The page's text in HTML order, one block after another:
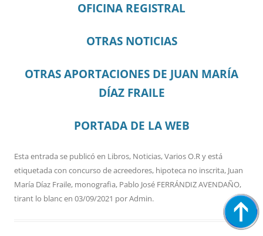
OFICINA REGISTRAL
OTRAS NOTICIAS
OTRAS APORTACIONES DE JUAN MARÍA
DÍAZ FRAILE
PORTADA DE LA WEB
Esta entrada se publicó en Libros, Noticias,Varios O.Ry está
etiquetada con concurso de acreedores, hipoteca no inscrita, Juan
María Díaz Fraile, monografia, Pablo José FERRÁNDIZ AVENDAÑO,
tirant lo blancen 03/09/2021 porAdmin.